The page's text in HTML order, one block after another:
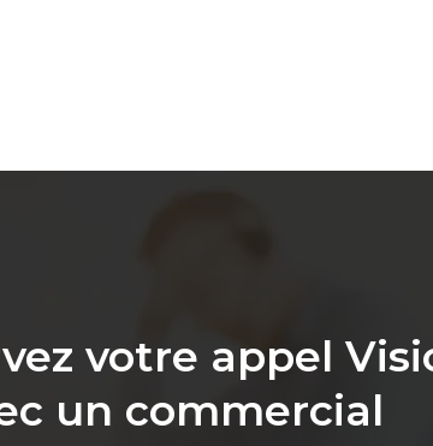
votre appel
un commercial